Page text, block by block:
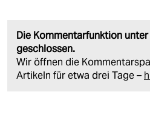
Die Kommentarfunktion
geschlossen.
Wir öffnen die
Artikeln für etwa drei Tage –